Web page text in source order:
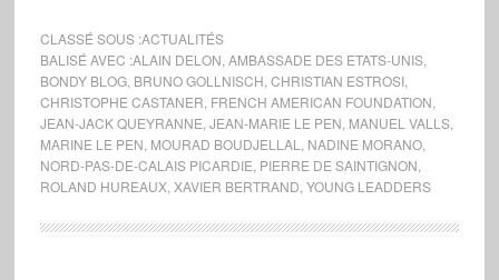
CLASSÉ SOUS :ACTUALITÉS
BALISÉ AVEC :ALAIN DELON AMBASSADE DES ETATS-UNIS,
BONDY BLOG, BRUNO GOLLNISCH CHRISTIAN ESTROSI,
CHRISTOPHE CASTANER FRENCH AMERICAN FOUNDATION
JEAN-JACK QUEYRANNE JEAN-MARIE LE PEN MANUEL VALLS,
MARINE LE PEN MOURAD BOUDJELLAL NADINE MORANO,
NORD-PAS-DE-CALAIS PICARDIE PIERRE DE SAINTIGNON
ROLAND HUREAUX, XAVIER BERTRAND YOUNG LEADDERS